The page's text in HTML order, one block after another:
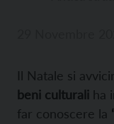
Il Natale si
beni culturali ha
far conoscere la